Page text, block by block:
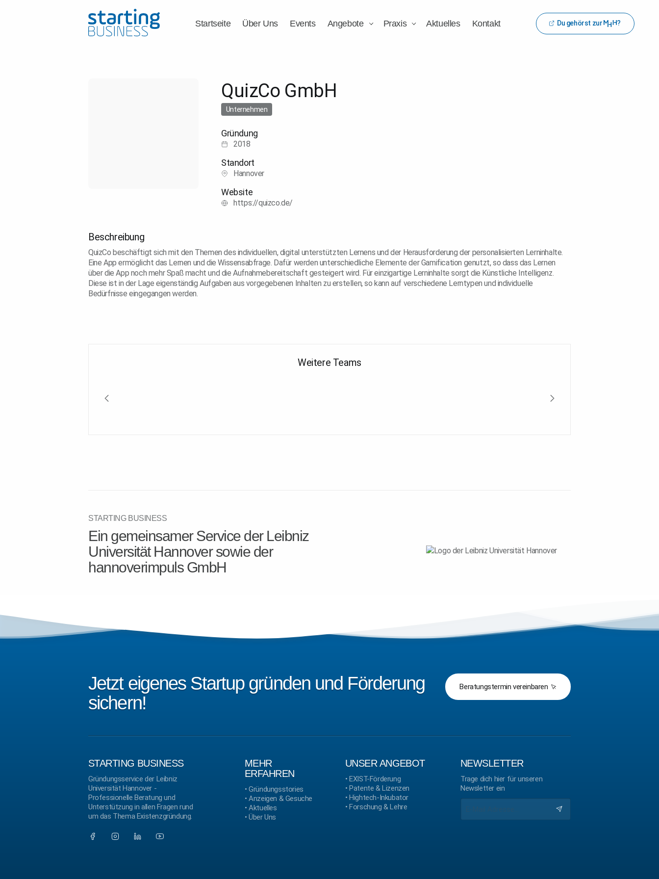
Startseite Über Uns Events Angebote Praxis Aktuelles Kontakt Du gehörst zur ?
QuizCo GmbH
Unternehmen
Gründung
2018
Standort
Hannover
Website
https://quizco.de/
Beschreibung
QuizCo beschäftigt sich mit den Themen des individuellen, digital unterstützten Lernens und der Herausforderung der personalisierten Lerninhalte.
Eine App ermöglicht das Lernen und die Wissensabfrage. Dafür werden unterschiedliche Elemente der Gamification genutzt, so dass das Lernen
über die App noch mehr Spaß macht und die Aufnahmebereitschaft gesteigert wird. Für einzigartige Lerninhalte sorgt die Künstliche Intelligenz.
Diese ist in der Lage eigenständig Aufgaben aus vorgegebenen Inhalten zu erstellen, so kann auf verschiedene Lerntypen und individuelle
Bedürfnisse eingegangen werden.
Weitere Teams
STARTING BUSINESS
Ein gemeinsamer Service der Leibniz
Universität Hannover sowie der
hannoverimpuls GmbH
Jetzt eigenes Startup gründen und Förderung
sichern!
Beratungstermin vereinbaren
STARTING BUSINESS
Gründungsservice der Leibniz
Universität Hannover -
Professionelle Beratung und
Unterstützung in allen Fragen rund
um das Thema Existenzgründung.
MEHR
ERFAHREN
•Gründungsstories
•Anzeigen & Gesuche
•Aktuelles
•Über Uns
UNSER ANGEBOT
• EXIST-Förderung
• Patente & Lizenzen
• Hightech-Inkubator
• Forschung & Lehre
NEWSLETTER
Trage dich hier für unseren
Newsletter ein